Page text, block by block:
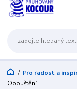
Pro radost a
Opouštění